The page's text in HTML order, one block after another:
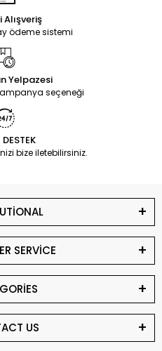
Alışveriş
ödeme sistemi
Yelpazesi
seçeneği
bize iletebilirsiniz.
SERVİCE
US